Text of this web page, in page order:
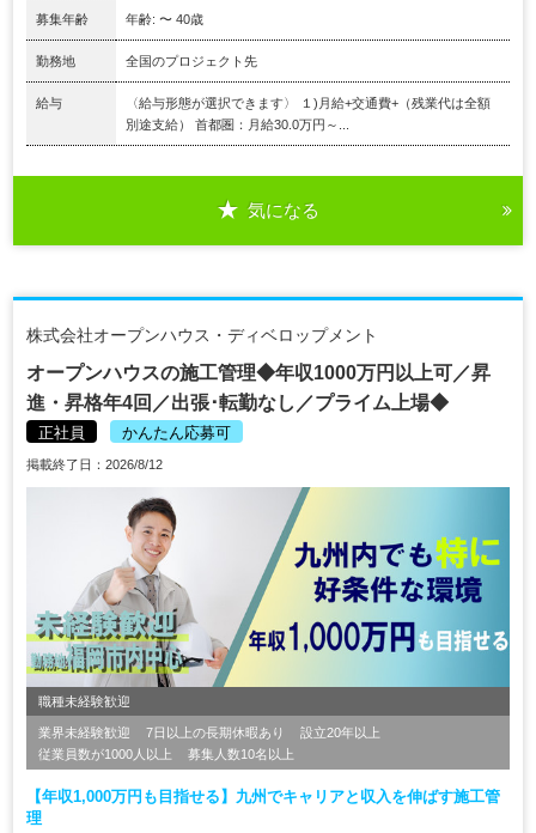
募集年齢 年齢: 〜 40歳
勤務地 全国のプロジェクト先
給与
〈給与形態が選択できます〉 １)月給+交通費+（残業代は全額
別途支給） 首都圏：月給30.0万円～...
気になる
株式会社オープンハウス・ディベロップメント
オープンハウスの施工管理◆年収1000万円以上可／昇
進・昇格年4回／出張･転勤なし／プライム上場◆
正社員 かんたん応募可
掲載終了日：2026/8/12
職種未経験歓迎
業界未経験歓迎 7日以上の長期休暇あり
設立20年以上
従業員数が1000人以上
募集人数10名以上
【年収1,000万円も目指せる】九州でキャリアと収入を伸ばす施工管
理